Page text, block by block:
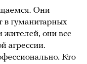
Они
гуманитарных
жителей, они все
агрессии.
Кто